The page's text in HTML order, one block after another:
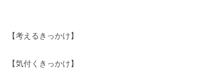
【考えるきっかけ】
【気付くきっかけ】